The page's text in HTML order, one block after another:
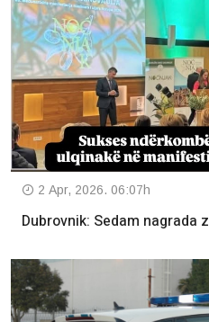
2 Apr, 2026. 06:07h
Dubrovnik: Sedam nagrada